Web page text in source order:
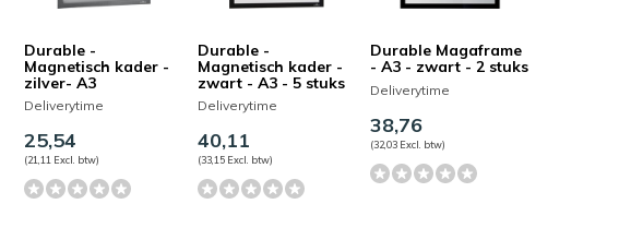
Durable -
Magnetisch kader -
zilver- A3
Deliverytime
25,54
(21,11 Excl. btw)
Durable -
Magnetisch kader -
zwart - A3 - 5 stuks
Deliverytime
40,11
(33,15 Excl. btw)
Durable Magaframe
- A3 - zwart - 2 stuks
Deliverytime
38,76
(32,03 Excl. btw)